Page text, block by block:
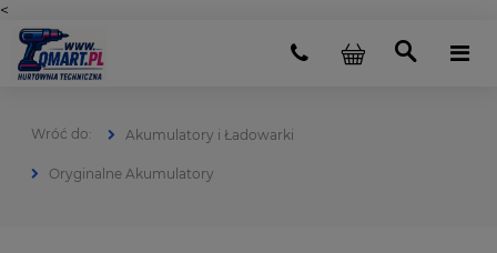
<
Akumulatory i Ładowarki
Oryginalne Akumulatory